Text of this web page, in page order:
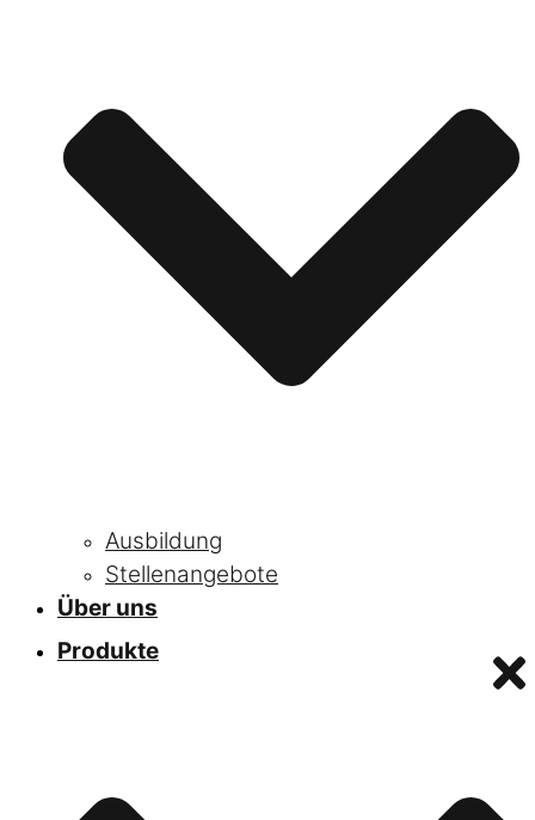
Ausbildung
Stellenangebote
Über uns
Produkte